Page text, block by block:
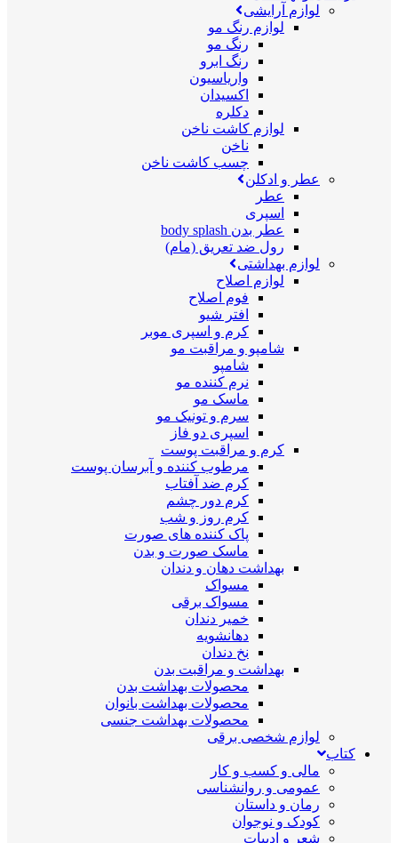
لوازم آرایشی
لوازم رنگ مو
رنگ مو
رنگ ابرو
واریاسیون
اکسیدان
دکلره
لوازم کاشت ناخن
ناخن
چسب کاشت ناخن
عطر و ادکلن
عطر
اسپری
عطر بدن body splash
رول ضد تعریق (مام)
لوازم بهداشتی
لوازم اصلاح
فوم اصلاح
افتر شیو
کرم و اسپری موبر
شامپو و مراقبت مو
شامپو
نرم کننده مو
ماسک مو
سرم و تونیک مو
اسپری دو فاز
کرم و مراقبت پوست
مرطوب کننده و آبرسان پوست
کرم ضد آفتاب
کرم دور چشم
کرم روز و شب
پاک کننده های صورت
ماسک صورت و بدن
بهداشت دهان و دندان
مسواک
مسواک برقی
خمیر دندان
دهانشویه
نخ دندان
بهداشت و مراقبت بدن
محصولات بهداشت بدن
محصولات بهداشت بانوان
محصولات بهداشت جنسی
لوازم شخصی برقی
کتاب
مالی و کسب و کار
عمومی و روانشناسی
رمان و داستان
کودک و نوجوان
شعر و ادبیات